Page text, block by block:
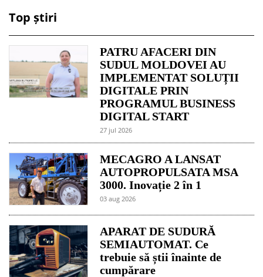
Top știri
PATRU AFACERI DIN
SUDUL MOLDOVEI AU
IMPLEMENTAT SOLUȚII
DIGITALE PRIN
PROGRAMUL BUSINESS
DIGITAL START
27 jul 2026
MECAGRO A LANSAT
AUTOPROPULSATA MSA
3000. Inovație 2 în 1
03 aug 2026
APARAT DE SUDURĂ
SEMIAUTOMAT. Ce
trebuie să știi înainte de
cumpărare